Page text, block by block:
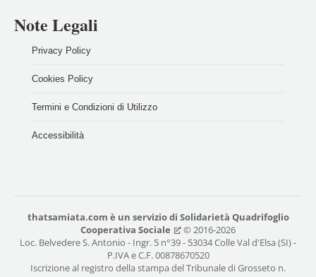
Note Legali
Privacy Policy
Cookies Policy
Termini e Condizioni di Utilizzo
Accessibilità
thatsamiata.com è un servizio di Solidarietà Quadrifoglio
Cooperativa Sociale
© 2016-2026
Loc. Belvedere S. Antonio - Ingr. 5 n°39 - 53034 Colle Val d'Elsa (SI) -
P.IVA e C.F. 00878670520
Iscrizione al registro della stampa del Tribunale di Grosseto n.